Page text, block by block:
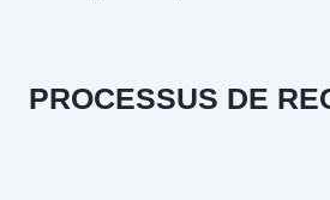
PROCESSUS DE